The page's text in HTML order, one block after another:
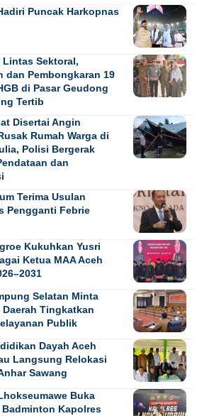
Puncak Harkopnas
Sektoral,
dan Pembongkaran 19
di Pasar Geudong
Tertib
Disertai Angin
Rumah Warga di
Polisi Bergerak
dan
Terima Usulan
Pengganti Febrie
Kukuhkan Yusri
Ketua MAA Aceh
Selatan Minta
Daerah Tingkatkan
Publik
Dayah Aceh
Langsung Relokasi
Sawang
Buka
Badminton Kapolres